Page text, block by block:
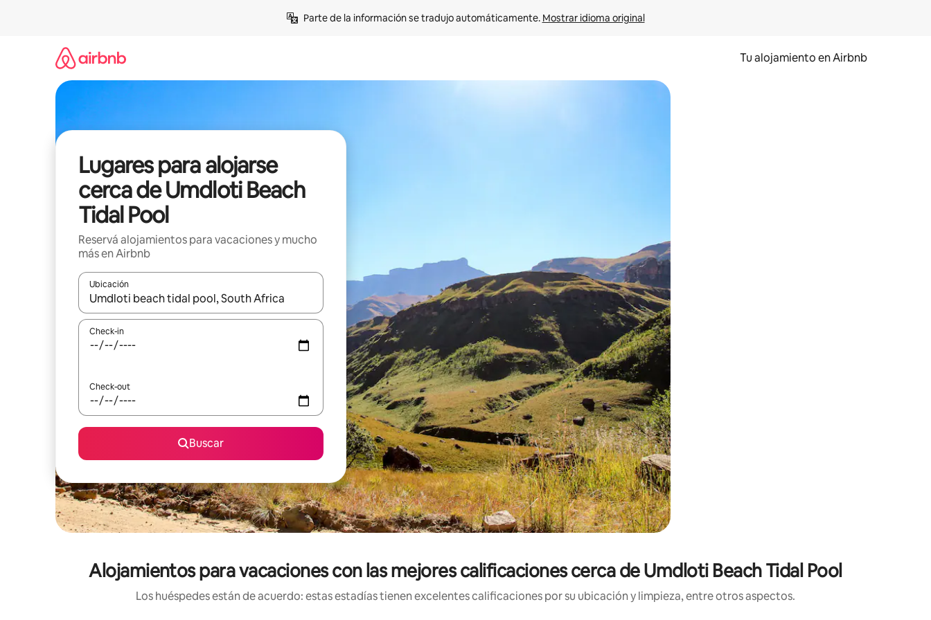
Parte de la información se tradujo automáticamente. Mostrar idioma original
Tu alojamiento en Airbnb
Lugares para alojarse
cerca de Umdloti Beach
Tidal Pool
Reservá alojamientos para vacaciones y mucho
más en Airbnb
Ubicación
Cuando los resultados estén disponibles, navegá con las teclas de flecha hacia arriba y hacia abajo o explorá deslizando el dedo.
Check-in
Check-out
Buscar
Alojamientos para vacaciones con las mejores calificaciones cerca de Umdloti Beach Tidal Pool
Los huéspedes están de acuerdo: estas estadías tienen excelentes calificaciones por su ubicación y limpieza, entre otros aspectos.